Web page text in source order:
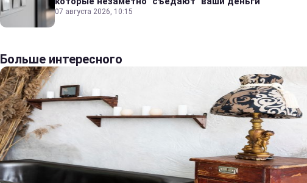
07 августа 2026, 10:15
Больше интересного